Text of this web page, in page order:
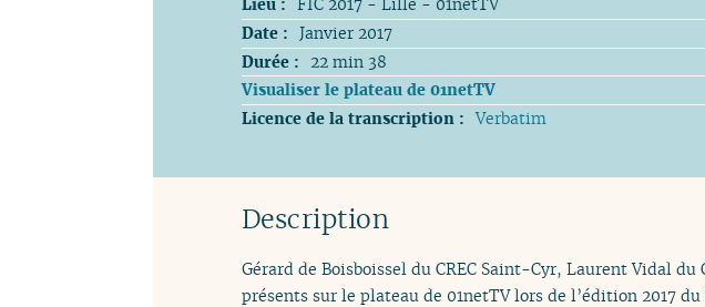
Lieu : FIC 2017 - Lille - 01netTV
Date : Janvier 2017
Durée :
22 min 38
Visualiser le plateau de 01netTV
Licence de la transcription : Verbatim
Description
Gérard de Boisboissel du CREC Saint-Cyr, Laurent Vidal
présents sur le plateau de 01netTV lors de l’édition 2017